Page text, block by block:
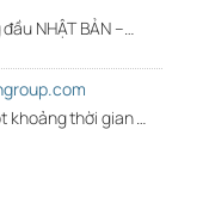
NHẬT BẢN –…
khoảng thời gian …